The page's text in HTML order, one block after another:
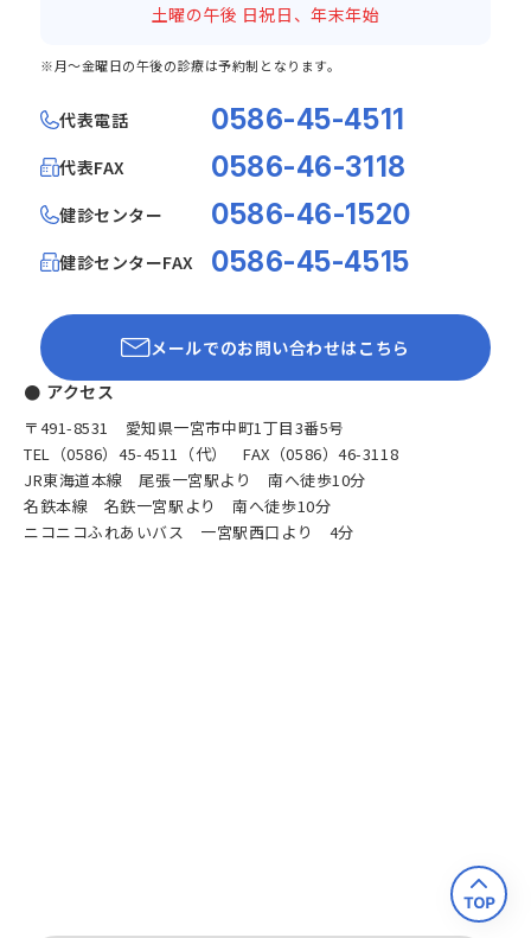
土曜の午後 日祝日、年末年始
※月～金曜日の午後の診療は予約制となります。
代表電話 0586-45-4511
代表FAX 0586-46-3118
健診センター 0586-46-1520
健診センターFAX 0586-45-4515
メールでのお問い合わせはこちら
● アクセス
〒491-8531 愛知県一宮市中町1丁目3番5号
TEL（0586）45-4511（代） FAX（0586）46-3118
JR東海道本線 尾張一宮駅より 南へ徒歩10分
名鉄本線 名鉄一宮駅より 南へ徒歩10分
ニコニコふれあいバス 一宮駅西口より 4分